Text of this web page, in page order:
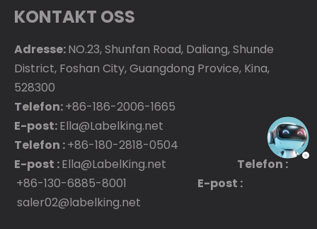
KONTAKT OSS
Adresse:NO.23, Shunfan Road, Daliang, Shunde
District, Foshan City, Guangdong Provice, Kina,
528300
Telefon:+86-186-2006-1665
E-post:Ella@Labelking.net
Telefon :+86-180-2818-0504
E-post :Ella@LabelKing.net
Telefon :
+86-130-6885-8001 E-post :
saler02@labelking.net